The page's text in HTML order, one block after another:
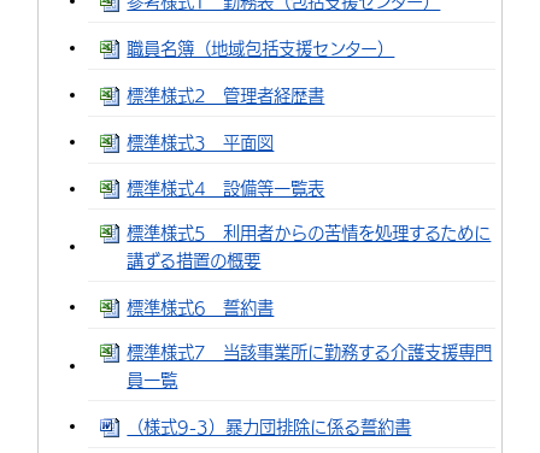
職員名簿（地域包括支援センター）
標準様式2 管理者経歴書
標準様式3 平面図
標準様式4 設備等一覧表
標準様式5 利用者からの苦情を処理するために
講ずる措置の概要
標準様式6 誓約書
標準様式7 当該事業所に勤務する介護支援専門
員一覧
（様式9-3）暴力団排除に係る誓約書